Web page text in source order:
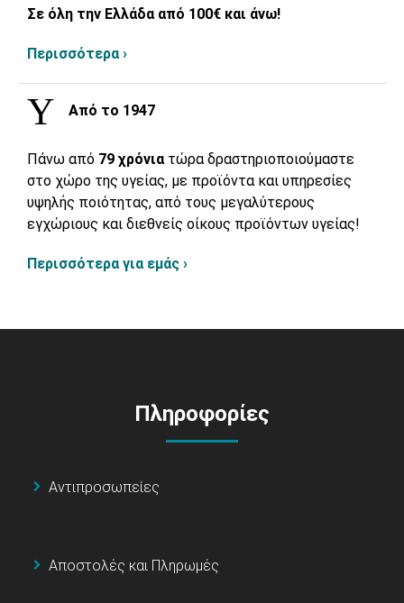
Σε όλη την Ελλάδα από 100€ και άνω!
Περισσότερα ›
Από το 1947
Πάνω από 79 χρόνια τώρα δραστηριοποιούμαστε
στο χώρο της υγείας, με προϊόντα και υπηρεσίες
υψηλής ποιότητας, από τους μεγαλύτερους
εγχώριους και διεθνείς οίκους προϊόντων υγείας!
Περισσότερα για εμάς ›
Πληροφορίες
Αντιπροσωπείες
Αποστολές και Πληρωμές